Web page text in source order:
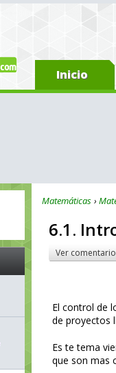
Inicio
Matemáticas
6.1.
Ver
El control de
de proyectos
Es te tema
que son mas